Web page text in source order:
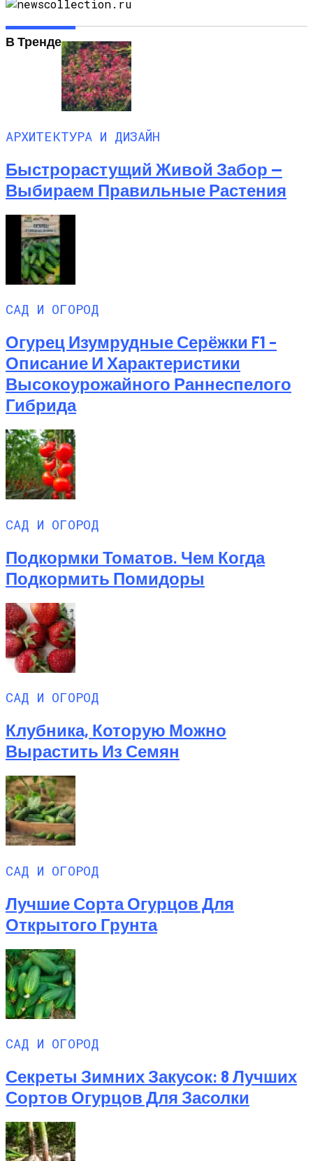
В Тренде
АРХИТЕКТУРА И ДИЗАЙН
Быстрорастущий Живой Забор —
Выбираем Правильные Растения
САД И ОГОРОД
Огурец Изумрудные Серёжки F1 –
Описание И Характеристики
Высокоурожайного Раннеспелого
Гибрида
САД И ОГОРОД
Подкормки Томатов. Чем Когда
Подкормить Помидоры
САД И ОГОРОД
Клубника, Которую Можно
Вырастить Из Семян
САД И ОГОРОД
Лучшие Сорта Огурцов Для
Открытого Грунта
САД И ОГОРОД
Секреты Зимних Закусок: 8 Лучших
Сортов Огурцов Для Засолки